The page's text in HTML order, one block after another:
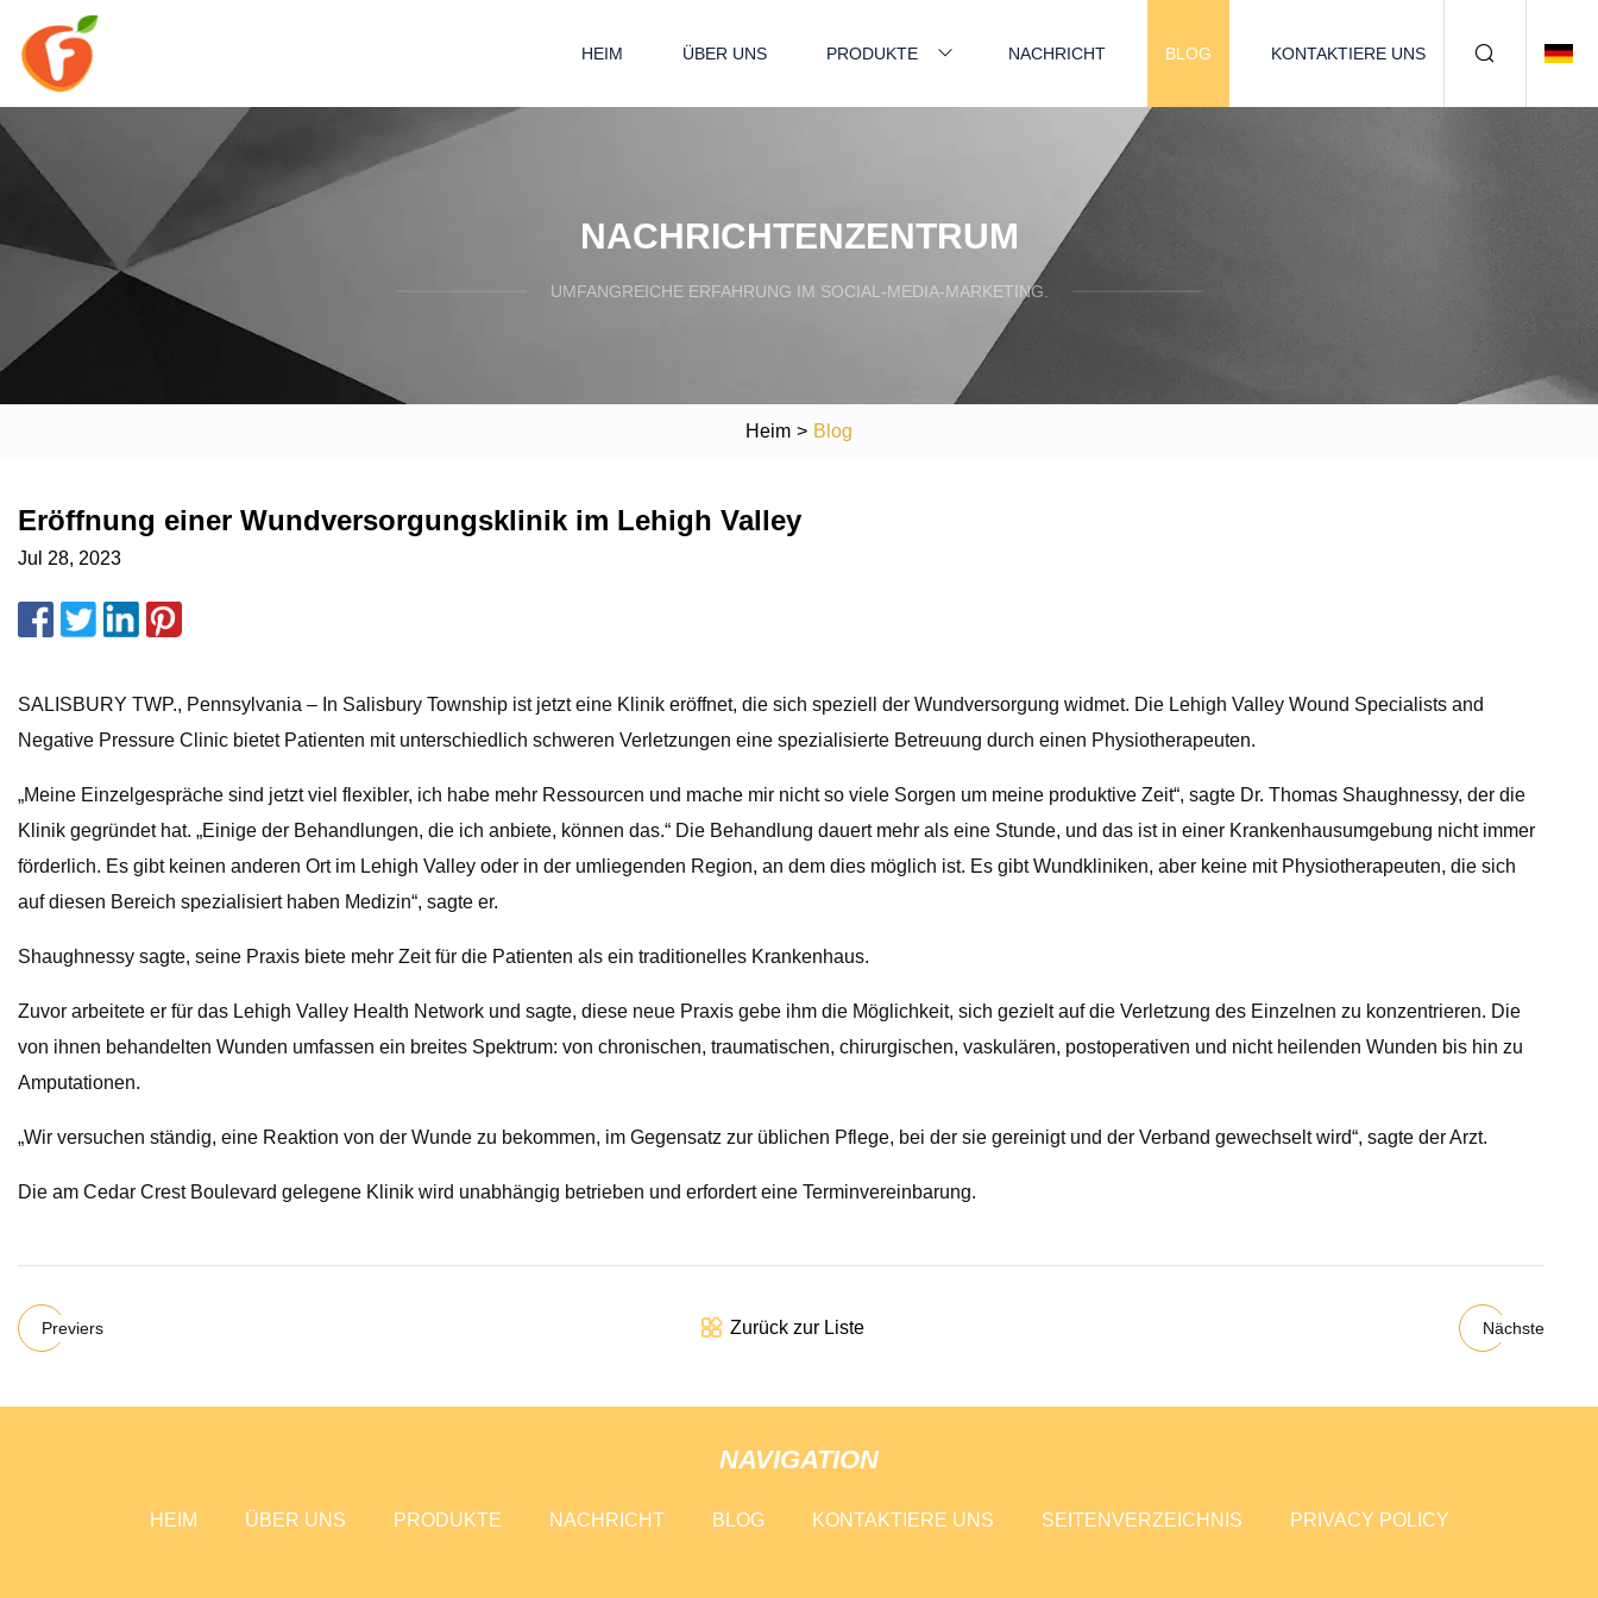
HEIM ÜBER UNS PRODUKTE NACHRICHT BLOG KONTAKTIERE UNS
NACHRICHTENZENTRUM
UMFANGREICHE ERFAHRUNG IM SOCIAL-MEDIA-MARKETING.
Heim > Blog
Eröffnung einer Wundversorgungsklinik im Lehigh Valley
Jul 28, 2023
SALISBURY TWP., Pennsylvania – In Salisbury Township ist jetzt eine Klinik eröffnet, die sich speziell der Wundversorgung widmet. Die Lehigh Valley Wound Specialists and
Negative Pressure Clinic bietet Patienten mit unterschiedlich schweren Verletzungen eine spezialisierte Betreuung durch einen Physiotherapeuten.
„Meine Einzelgespräche sind jetzt viel flexibler, ich habe mehr Ressourcen und mache mir nicht so viele Sorgen um meine produktive Zeit“, sagte Dr. Thomas Shaughnessy, der die
Klinik gegründet hat. „Einige der Behandlungen, die ich anbiete, können das.“ Die Behandlung dauert mehr als eine Stunde, und das ist in einer Krankenhausumgebung nicht immer
förderlich. Es gibt keinen anderen Ort im Lehigh Valley oder in der umliegenden Region, an dem dies möglich ist. Es gibt Wundkliniken, aber keine mit Physiotherapeuten, die sich
auf diesen Bereich spezialisiert haben Medizin“, sagte er.
Shaughnessy sagte, seine Praxis biete mehr Zeit für die Patienten als ein traditionelles Krankenhaus.
Zuvor arbeitete er für das Lehigh Valley Health Network und sagte, diese neue Praxis gebe ihm die Möglichkeit, sich gezielt auf die Verletzung des Einzelnen zu konzentrieren. Die
von ihnen behandelten Wunden umfassen ein breites Spektrum: von chronischen, traumatischen, chirurgischen, vaskulären, postoperativen und nicht heilenden Wunden bis hin zu
Amputationen.
„Wir versuchen ständig, eine Reaktion von der Wunde zu bekommen, im Gegensatz zur üblichen Pflege, bei der sie gereinigt und der Verband gewechselt wird“, sagte der Arzt.
Die am Cedar Crest Boulevard gelegene Klinik wird unabhängig betrieben und erfordert eine Terminvereinbarung.
Previers Zurück zur Liste Nächste
NAVIGATION
HEIM ÜBER UNS PRODUKTE NACHRICHT BLOG KONTAKTIERE UNS SEITENVERZEICHNIS PRIVACY POLICY